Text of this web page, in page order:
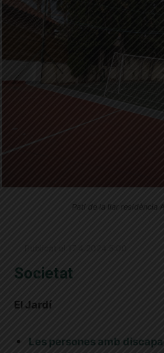
Pati de la llar residència
Societat
El Jardí
Les persones amb